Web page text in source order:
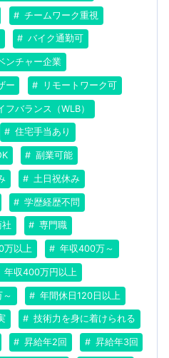
チームワーク重視
バイク通勤可
ンチャー企業
ー リモートワーク可
フバランス（WLB）
住宅手当あり
副業可能
土日祝休み
学歴経歴不問
専門職
万以上 年収400万～
年収400万円以上
年間休日120日以上
技術力を身に着けられる
昇給年2回 昇給年3回